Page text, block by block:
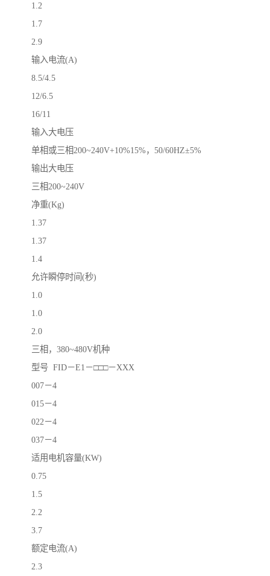
1.2
1.7
2.9
输入电流(A)
8.5/4.5
12/6.5
16/11
输入大电压
单相或三相200~240V+10%15%，50/60HZ±5%
输出大电压
三相200~240V
净重(Kg)
1.37
1.37
1.4
允许瞬停时间(秒)
1.0
1.0
2.0
三相，380~480V机种
型号 FID－E1－□□□－XXX
007－4
015－4
022－4
037－4
适用电机容量(KW)
0.75
1.5
2.2
3.7
额定电流(A)
2.3